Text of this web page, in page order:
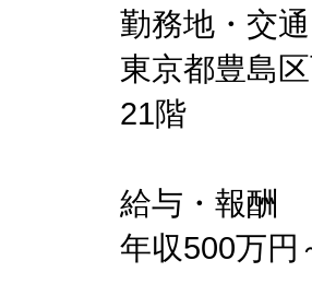
勤務地・交通
東京都豊島
21階
給与・報酬
年収500万円